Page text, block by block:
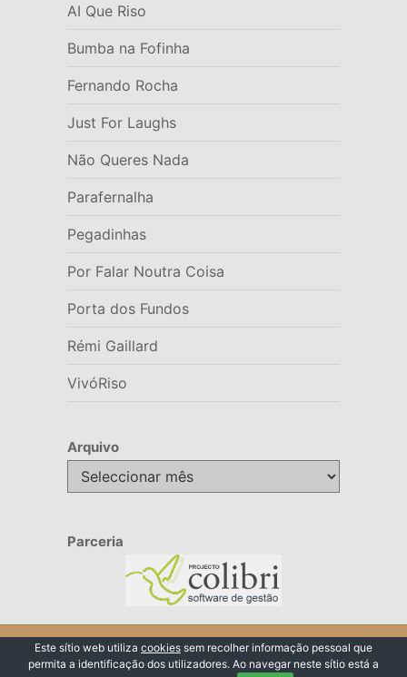
AI Que Riso
Bumba na Fofinha
Fernando Rocha
Just For Laughs
Não Queres Nada
Parafernalha
Pegadinhas
Por Falar Noutra Coisa
Porta dos Fundos
Rémi Gaillard
VivóRiso
Arquivo
Arquivo
Parceria
© 2026 VivóRiso
Voltar ao Topo ↑
Este sítio web utiliza cookies sem recolher informação pessoal que
permita a identificação dos utilizadores. Ao navegar neste sítio está a